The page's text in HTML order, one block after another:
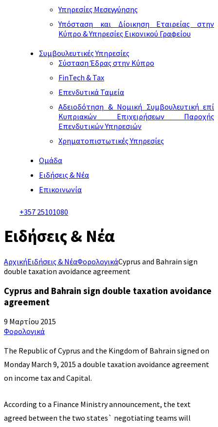
Υπηρεσίες Μεσεγγύησης
Υπόσταση και Δίοικηση Εταιρείας στην
Κύπρο & Υπηρεσίες Εικονικού Γραφείου
Συμβουλευτικές Υπηρεσίες
Σύσταση Έδρας στην Κύπρο
FinTech & Tax
Επενδυτικά Ταμεία
Αδειοδότηση & Νομική Συμβουλευτική επί
Κυπριακών Επιχειρήσεων Παροχής
Επενδυτικών Υπηρεσιών
Χρηματοπιστωτικές Υπηρεσίες
Ομάδα
Ειδήσεις & Νέα
Επικοινωνία
+357 25101080
Ειδήσεις & Νέα
ΑρχικήΕιδήσεις & ΝέαΦορολογικάCyprus and Bahrain sign
double taxation avoidance agreement
Cyprus and Bahrain sign double taxation avoidance
agreement
9 Μαρτίου 2015
Φορολογικά
The Republic of Cyprus and the Kingdom of Bahrain signed on
Monday March 9, 2015 a double taxation avoidance agreement
on income tax and Capital.
According to a Finance Ministry announcement, the text
agreed between the two states` negotiating teams will